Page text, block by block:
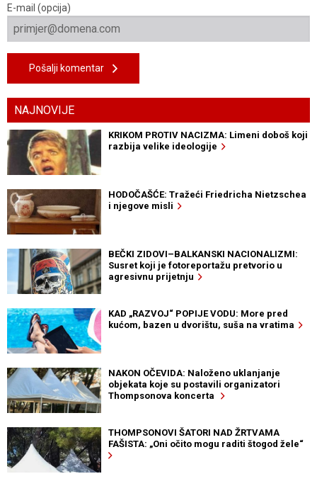
E-mail (opcija)
Pošalji komentar
NAJNOVIJE
KRIKOM PROTIV NACIZMA: Limeni doboš koji
razbija velike ideologije
HODOČAŠĆE: Tražeći Friedricha Nietzschea
i njegove misli
BEČKI ZIDOVI–BALKANSKI NACIONALIZMI:
Susret koji je fotoreportažu pretvorio u
agresivnu prijetnju
KAD „RAZVOJ“ POPIJE VODU: More pred
kućom, bazen u dvorištu, suša na vratima
NAKON OČEVIDA: Naloženo uklanjanje
objekata koje su postavili organizatori
Thompsonova koncerta
THOMPSONOVI ŠATORI NAD ŽRTVAMA
FAŠISTA: „Oni očito mogu raditi štogod žele“